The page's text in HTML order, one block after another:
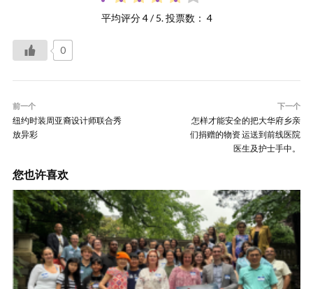
平均评分4/ 5. 投票数： 4
0
前一个
纽约时装周亚裔设计师联合秀
放异彩
下一个
怎样才能安全的把大华府乡亲
们捐赠的物资 运送到前线医院
医生及护士手中。
您也许喜欢